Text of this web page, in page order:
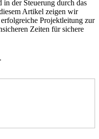
der Steuerung durch das
Artikel zeigen wir
Projektleitung zur
Zeiten für sichere